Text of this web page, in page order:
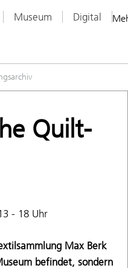
Museum Digital
Quilt-
- 18 Uhr
Max Berk
befindet, sondern